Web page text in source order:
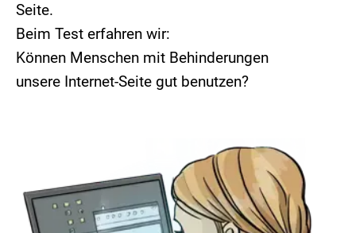
Seite.
Beim Test erfahren wir:
Können Menschen mit Behinderungen
unsere Internet-Seite gut benutzen?